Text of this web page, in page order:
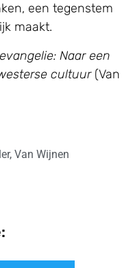
een tegenstem
maakt.
Naar een
cultuur(Van
, Van Wijnen